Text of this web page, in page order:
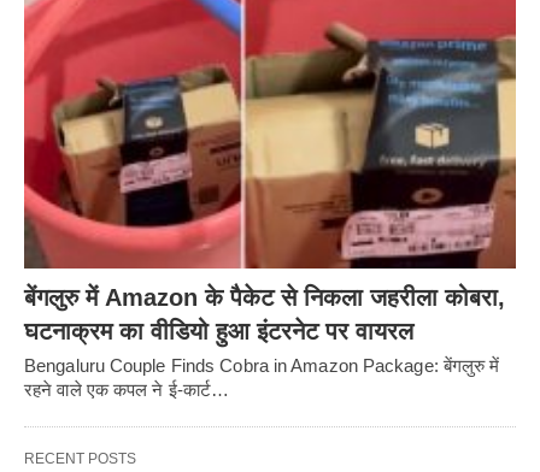
बेंगलुरु में Amazon के पैकेट से निकला जहरीला कोबरा,
घटनाक्रम का वीडियो हुआ इंटरनेट पर वायरल
Bengaluru Couple Finds Cobra in Amazon Package: बेंगलुरु में
रहने वाले एक कपल ने ई-कार्ट…
RECENT POSTS